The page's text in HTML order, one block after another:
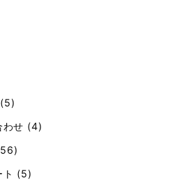
わせ (4)
ト (5)